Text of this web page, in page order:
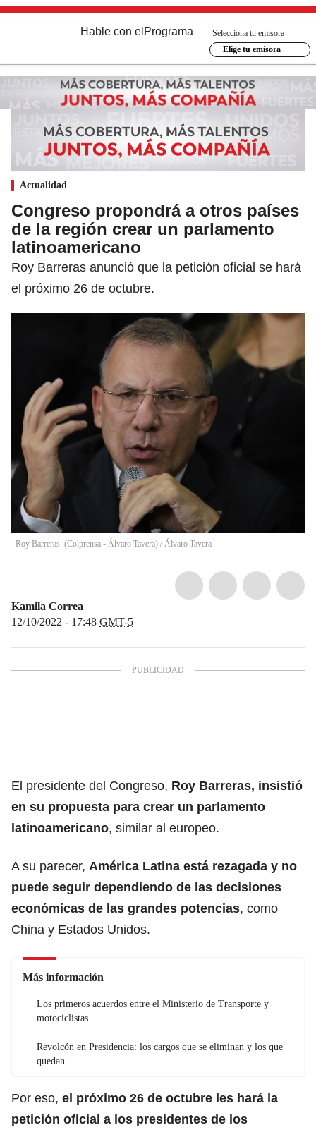
Hable con el Programa
Selecciona tu emisora
Elige tu emisora
Actualidad
Congreso propondrá a otros países
de la región crear un parlamento
latinoamericano
Roy Barreras anunció que la petición oficial se hará
el próximo 26 de octubre.
Roy Barreras. (Colprensa - Álvaro Tavera) / Álvaro Tavera
Kamila Correa
12/10/2022 - 17:48 GMT-5
El presidente del Congreso, Roy Barreras, insistió
en su propuesta para crear un parlamento
latinoamericano, similar al europeo.
A su parecer, América Latina está rezagada y no
puede seguir dependiendo de las decisiones
económicas de las grandes potencias, como
China y Estados Unidos.
Más información
Los primeros acuerdos entre el Ministerio de Transporte y
motociclistas
Revolcón en Presidencia: los cargos que se eliminan y los que
quedan
Por eso, el próximo 26 de octubre les hará la
petición oficial a los presidentes de los